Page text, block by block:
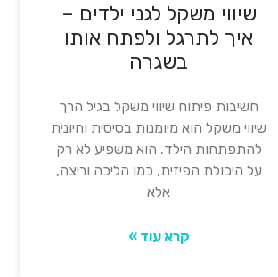
שיווי משקל לגני ילדים –
איך לתרגל ולפתח אותו
בשגרה
חשיבות פיתוח שיווי משקל בגיל הרך
שיווי משקל הוא מיומנות בסיסית וחיונית
להתפתחות הילד. הוא משפיע לא רק
על היכולת הפיזית, כמו הליכה וריצה,
אלא
קרא עוד »